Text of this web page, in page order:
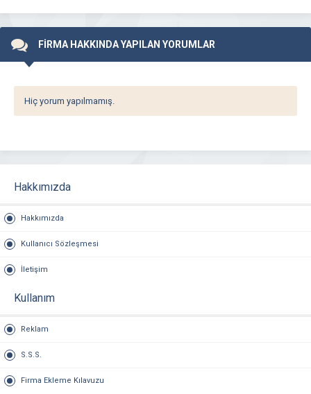
FİRMA HAKKINDA YAPILAN YORUMLAR
Hiç yorum yapılmamış.
Hakkımızda
Hakkımızda
Kullanıcı Sözleşmesi
İletişim
Kullanım
Reklam
S.S.S.
Firma Ekleme Kılavuzu